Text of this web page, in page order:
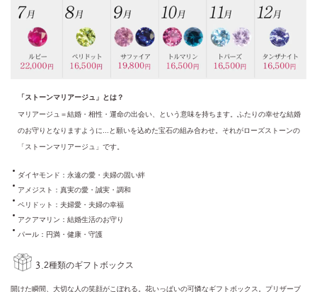
「ストーンマリアージュ」とは？
マリアージュ＝結婚・相性・運命の出会い、という意味を持ちます。ふたりの幸せな結婚
のお守りとなりますように...と願いを込めた宝石の組み合わせ。それがローズストーンの
「ストーンマリアージュ」です。
ダイヤモンド：永遠の愛・夫婦の固い絆
アメジスト：真実の愛・誠実・調和
ペリドット：夫婦愛・夫婦の幸福
アクアマリン：結婚生活のお守り
パール：円満・健康・守護
3. 2種類のギフトボックス
開けた瞬間、大切な人の笑顔がこぼれる。花いっぱいの可憐なギフトボックス。プリザーブ